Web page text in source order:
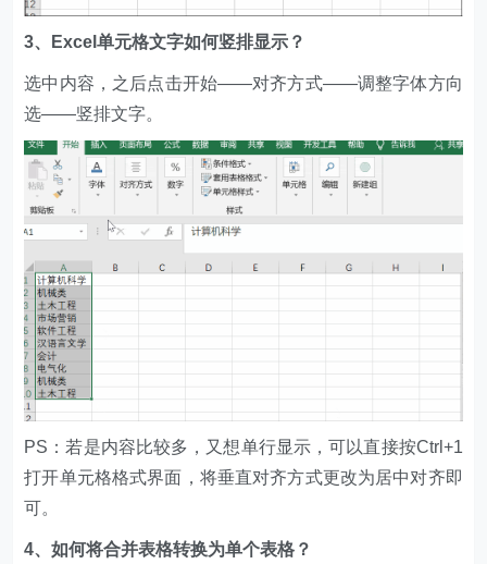
3、Excel单元格文字如何竖排显示？
选中内容，之后点击开始——对齐方式——调整字体方向
选——竖排文字。
PS：若是内容比较多，又想单行显示，可以直接按Ctrl+1
打开单元格格式界面，将垂直对齐方式更改为居中对齐即
可。
4、如何将合并表格转换为单个表格？